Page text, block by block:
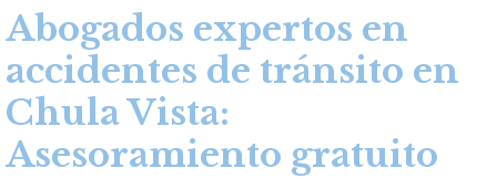
Abogados expertos en
accidentes de tránsito en
Chula Vista:
Asesoramiento gratuito